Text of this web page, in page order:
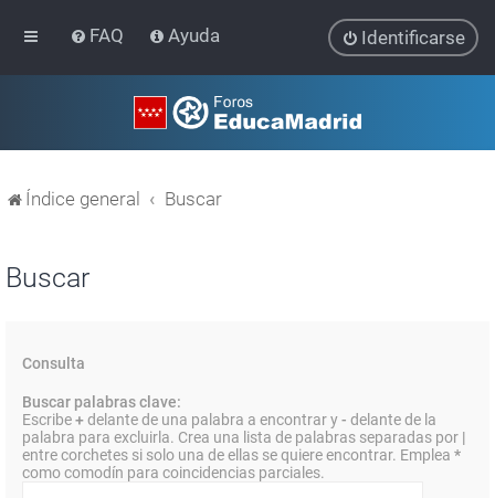
FAQ Ayuda Identificarse
Índice general Buscar
Buscar
Consulta
Buscar palabras clave:
Escribe+delante de una palabra a encontrar y- delante de la
palabra para excluirla. Crea una lista de palabras separadas por |
entre corchetes si solo una de ellas se quiere encontrar. Emplea *
como comodín para coincidencias parciales.